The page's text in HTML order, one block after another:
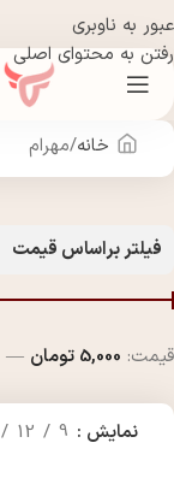
عبور به ناوبری
رفتن به محتوای اصلی
خانه مهرام
فیلتر براساس قیمت
قيمت: 5,000 تومان —
نمایش 9
12